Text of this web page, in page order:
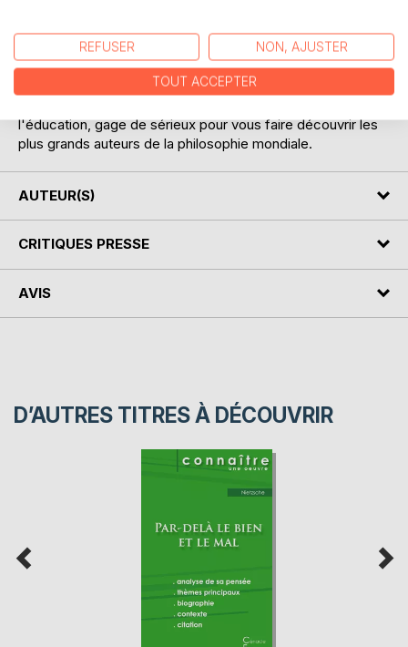
d'analyses d'œuvres littéraires et philosophiques. Celles-ci
ont été conçues pour guider les lecteurs et rendre
accessible des ouvrages et philosophes de premier plan.
l'éducation, gage de sérieux pour vous faire découvrir les
plus grands auteurs de la philosophie mondiale.
AUTEUR(S)
CRITIQUES PRESSE
AVIS
D’AUTRES TITRES À DÉCOUVRIR
REFUSER NON, AJUSTER
TOUT ACCEPTER